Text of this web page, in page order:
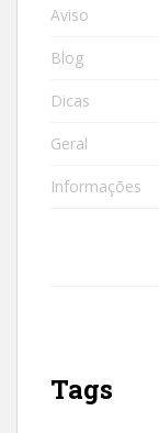
Aviso
Blog
Dicas
Geral
Informações
Tags